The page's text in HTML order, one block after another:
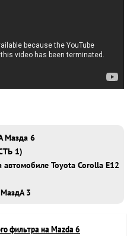
Мазда 6
1)
автомобиле Toyota Corolla E12
3
фильтра на Mazda 6